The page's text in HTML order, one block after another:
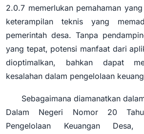
2.0.7 memerlukan pemahaman
keterampilan teknis yang
pemerintah desa. Tanpa
yang tepat, potensi manfaat dari
dioptimalkan, bahkan dapat
kesalahan dalam pengelolaan
Sebagaimana diamanatkan
Dalam Negeri Nomor 20
Pengelolaan Keuangan